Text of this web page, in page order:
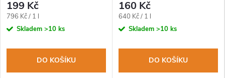
199 Kč
Měrná
cena:
796 Kč / 1 l
Skladem >10 ks
DO KOŠÍKU
160 Kč
Měrná
cena:
640 Kč / 1 l
Skladem >10 ks
DO KOŠÍKU